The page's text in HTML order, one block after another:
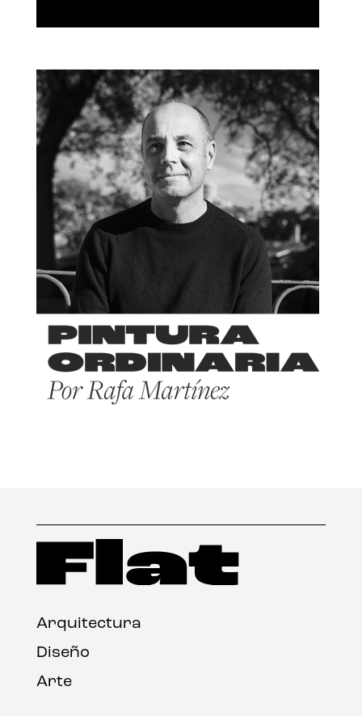
Arquitectura
Diseño
Arte